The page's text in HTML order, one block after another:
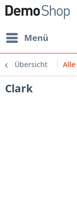
Menü
Übersicht Alle
Clark